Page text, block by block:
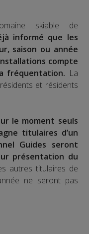
skiable de
informé que les
saison ou année
compte
fréquentation. La
et résidents
le moment seuls
titulaires d’un
Guides seront
présentation du
autres titulaires de
ne seront pas